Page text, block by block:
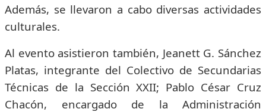
Además, se llevaron a cabo diversas actividades
culturales.
Al evento asistieron también, Jeanett G. Sánchez
Platas, integrante del Colectivo de Secundarias
Técnicas de la Sección XXII; Pablo César Cruz
Chacón, encargado de la Administración